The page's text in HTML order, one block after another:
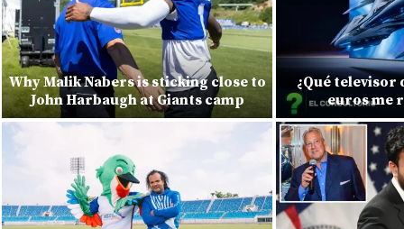
Why Malik Nabers is sticking close to
John Harbaugh at Giants camp
¿Qué televisor
euros me